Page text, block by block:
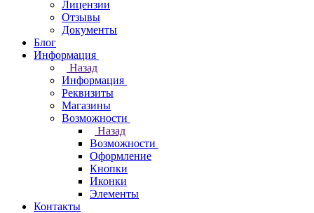
Лицензии
Отзывы
Документы
Блог
Информация
Назад
Информация
Реквизиты
Магазины
Возможности
Назад
Возможности
Оформление
Кнопки
Иконки
Элементы
Контакты